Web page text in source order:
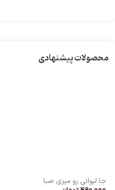
محصولات پیشنهادی
جا لیوانی رو میزی صبا